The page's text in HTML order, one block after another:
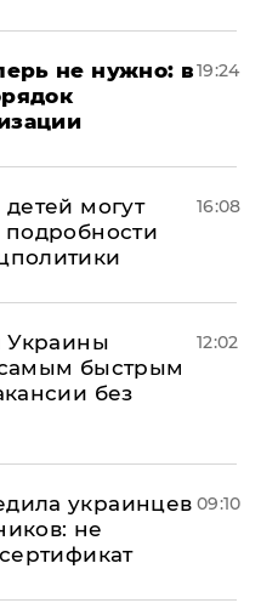
не нужно: в19:24
могут
16:08
Украины
быстрым
без
12:02
украинцев
не
09:10